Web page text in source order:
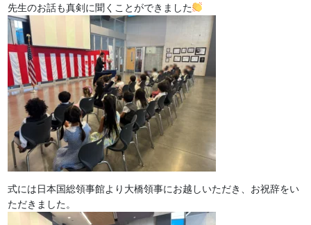
先生のお話も真剣に聞くことができました
式には日本国総領事館より大橋領事にお越しいただき、お祝辞をい
ただきました。